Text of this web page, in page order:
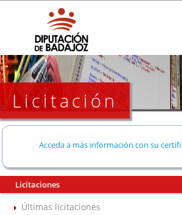
Licitación
Acceda a más información con su
Licitaciones
Últimas licitaciones